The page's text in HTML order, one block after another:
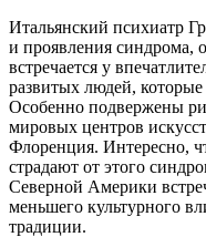
Итальянский психиатр
и проявления синдрома,
встречается у
развитых людей,
Особенно подвержены
мировых центров
Флоренция. Интересно,
страдают от этого
Северной Америки
меньшего культурного
традиции.